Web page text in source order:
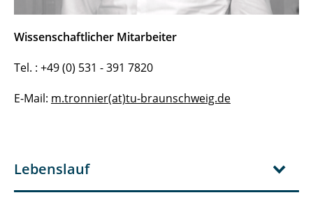
Wissenschaftlicher Mitarbeiter
Tel. : +49 (0) 531 - 391 7820
E-Mail: m.tronnier(at)tu-braunschweig.de
Lebenslauf